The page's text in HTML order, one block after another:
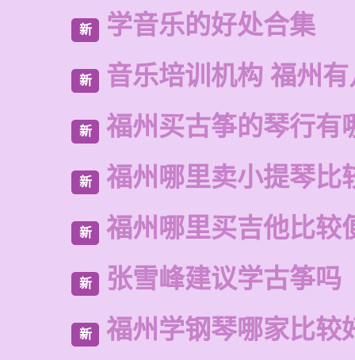
新 学音乐的好处合集
新 音乐培训机构 福州
新 福州买古筝的琴行有
新 福州哪里卖小提琴比
新 福州哪里买吉他比较
新 张雪峰建议学古筝吗
新 福州学钢琴哪家比较